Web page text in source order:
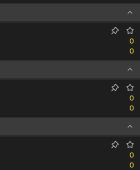
0
0
0
0
0
0
0
0
0
0
0
0